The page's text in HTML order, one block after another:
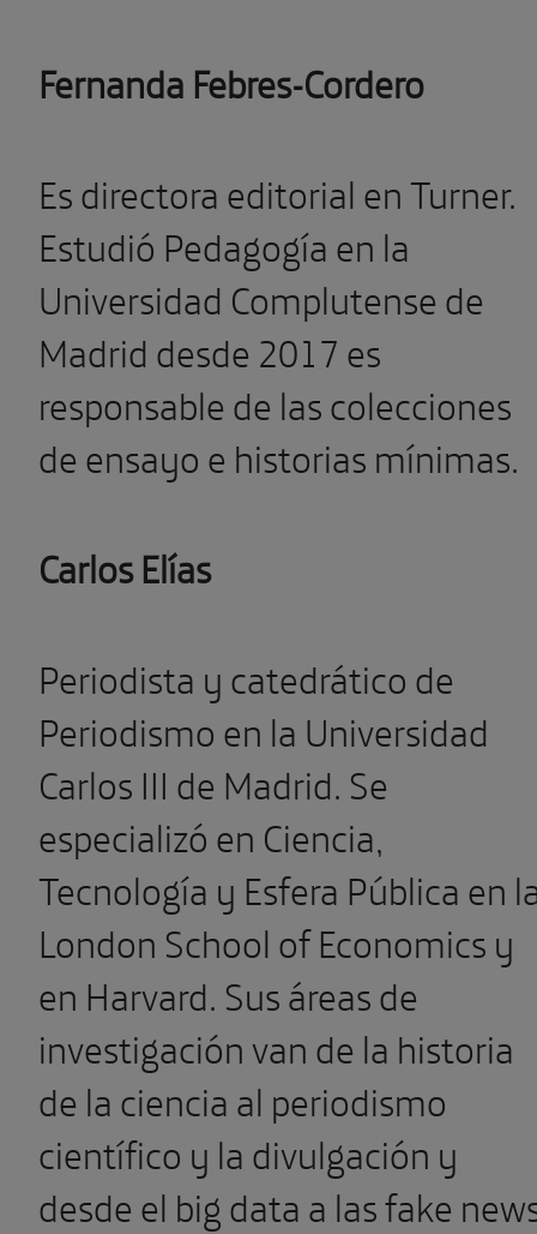
Fernanda Febres-Cordero
Es directora editorial en Turner.
Estudió Pedagogía en la
Universidad Complutense de
Madrid desde 2017 es
responsable de las colecciones
de ensayo e historias mínimas.
Carlos Elías
Periodista y catedrático de
Periodismo en la Universidad
Carlos III de Madrid. Se
especializó en Ciencia,
Tecnología y Esfera Pública en
London School of Economics y
en Harvard. Sus áreas de
investigación van de la historia
de la ciencia al periodismo
científico y la divulgación y
desde el big data a las fake